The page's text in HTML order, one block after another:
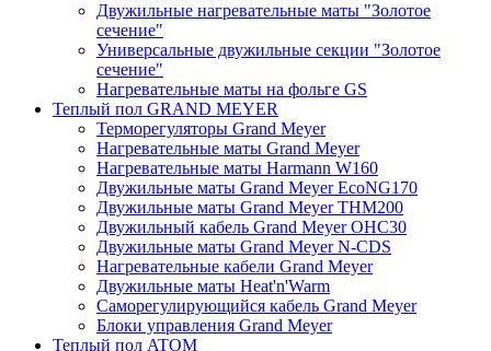
Двужильные нагревательные маты "Золотое
сечение"
Универсальные двужильные секции "Золотое
сечение"
Нагревательные маты на фольге GS
Теплый пол GRAND MEYER
Терморегуляторы Grand Meyer
Нагревательные маты Grand Meyer
Нагревательные маты Harmann W160
Двужильные маты Grand Meyer EcoNG170
Двужильные маты Grand Meyer THM200
Двужильный кабель Grand Meyer OHC30
Двужильные маты Grand Meyer N-CDS
Нагревательные кабели Grand Meyer
Двужильные маты Heat'n'Warm
Саморегулирующийся кабель Grand Meyer
Блоки управления Grand Meyer
Теплый пол ATOM